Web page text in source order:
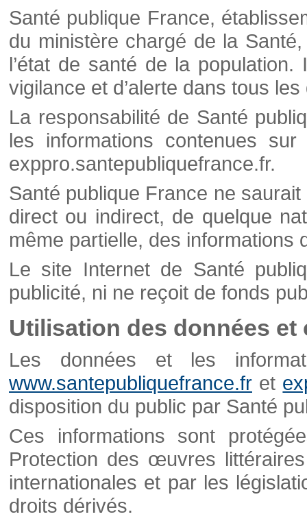
Santé publique France,
du ministère chargé de la
l’état de santé de la
vigilance et d’alerte dans tous
La responsabilité de Santé
les informations contenues
exppro.santepubliquefrance.fr.
Santé publique France ne
direct ou indirect, de quelque
même partielle, des informations
Le site Internet de Santé
publicité, ni ne reçoit de fonds
Utilisation des données et
Les données et les
www.santepubliquefrance.fr et
disposition du public par Santé
Ces informations sont
Protection des œuvres
internationales et par les
droits dérivés.